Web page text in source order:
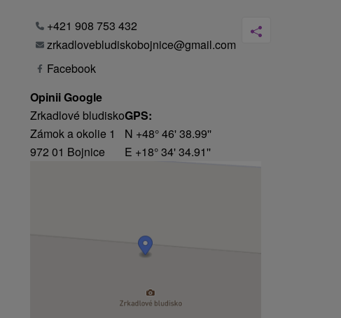
+421 908 753 432
zrkadlovebludiskobojnice@gmail.com
Facebook
Opinii Google
Zrkadlové bludisko
Zámok a okolie 1
972 01 Bojnice
GPS:
N +48° 46' 38.99''
E +18° 34' 34.91''